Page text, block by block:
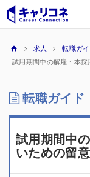
求人 転職ガ
試用期間中の解雇・本
転職ガイド
試用期間中
いための留